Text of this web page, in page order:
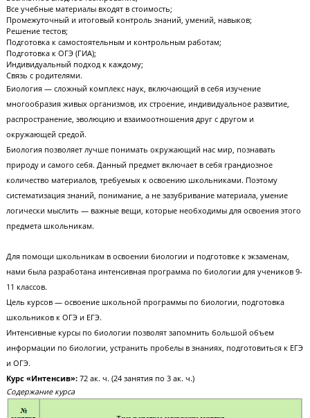
Бесплатное входное тестирование;
Все учебные материалы входят в стоимость;
Промежуточный и итоговый контроль знаний, умений, навыков;
Решение тестов;
Подготовка к самостоятельным и контрольным работам;
Индивидуальный подход к каждому;
Связь с родителями.
Биология — сложный комплекс наук, включающий в себя изучение
многообразия живых организмов, их строение, индивидуальное
распространение, эволюцию и взаимоотношения друг с другом и
количество материалов, требуемых к освоению школьниками. Поэтому
систематизация знаний, понимание, а не зазубривание материала,
логически мыслить — важные вещи, которые необходимы для освоения
предмета школьникам.
Для помощи школьникам в освоении биологии и подготовке к
11 классов.
Цель курсов — освоение школьной программы по биологии,
школьников к ОГЭ и ЕГЭ.